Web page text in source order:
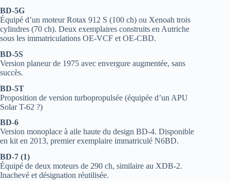
BD-5G
Équipé d’un moteur Rotax 912 S (100 ch) ou Xenoah trois
cylindres (70 ch). Deux exemplaires construits en Autriche
sous les immatriculations OE-VCF et OE-CBD.
BD-5S
Version planeur de 1975 avec envergure augmentée, sans
succès.
BD-5T
Proposition de version turbopropulsée (équipée d’un APU
Solar T-62 ?)
BD-6
Version monoplace à aile haute du design BD-4. Disponible
en kit en 2013, premier exemplaire immatriculé N6BD.
BD-7 (1)
Équipé de deux moteurs de 290 ch, similaire au XDB-2.
Inachevé et désignation réutilisée.